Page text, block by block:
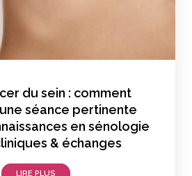
du sein : comment
séance pertinente
en sénologie
& échanges
LIRE PLUS